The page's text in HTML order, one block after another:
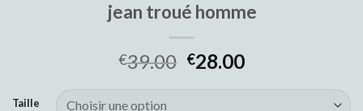
jean troué homme
€39.00 €28.00
Taille